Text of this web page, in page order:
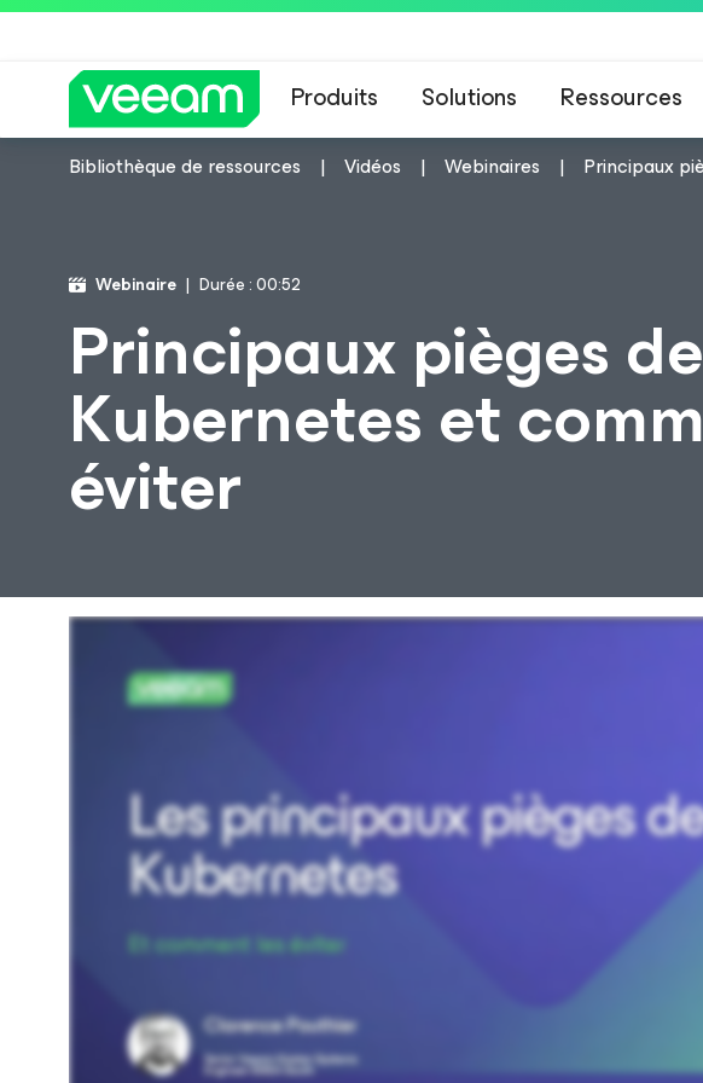
Produits Solutions Ressources
Bibliothèque de ressources Vidéos Webinaires Principaux
Webinaire Durée : 00:52
Principaux pièges de
Kubernetes et
éviter